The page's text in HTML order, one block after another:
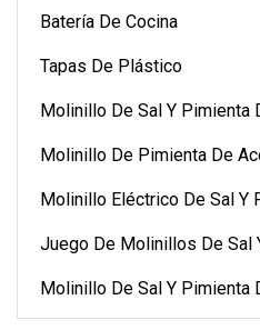
Batería De Cocina
Tapas De Plástico
Molinillo De Sal Y Pimienta
Molinillo De Pimienta De
Molinillo Eléctrico De Sal Y
Juego De Molinillos De Sal
Molinillo De Sal Y Pimienta
Plástico